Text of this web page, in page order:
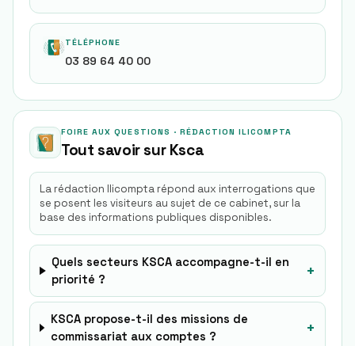
TÉLÉPHONE
03 89 64 40 00
FOIRE AUX QUESTIONS · RÉDACTION ILICOMPTA
Tout savoir sur Ksca
La rédaction Ilicompta répond aux interrogations que
se posent les visiteurs au sujet de ce cabinet, sur la
base des informations publiques disponibles.
Quels secteurs KSCA accompagne-t-il en
priorité ?
+
KSCA propose-t-il des missions de
commissariat aux comptes ?
+